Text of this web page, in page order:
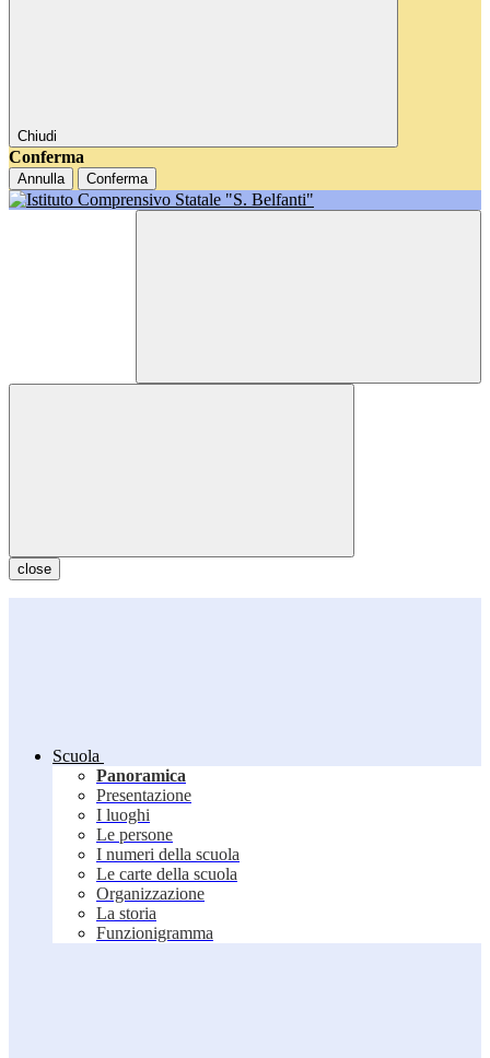
Chiudi
Conferma
Annulla Conferma
close
Scuola
Panoramica
Presentazione
I luoghi
Le persone
I numeri della scuola
Le carte della scuola
Organizzazione
La storia
Funzionigramma